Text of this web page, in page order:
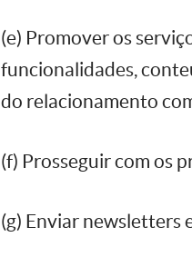
(e) Promover os
funcionalidades,
do relacionamento
(f) Prosseguir com os
(g) Enviar newsletters